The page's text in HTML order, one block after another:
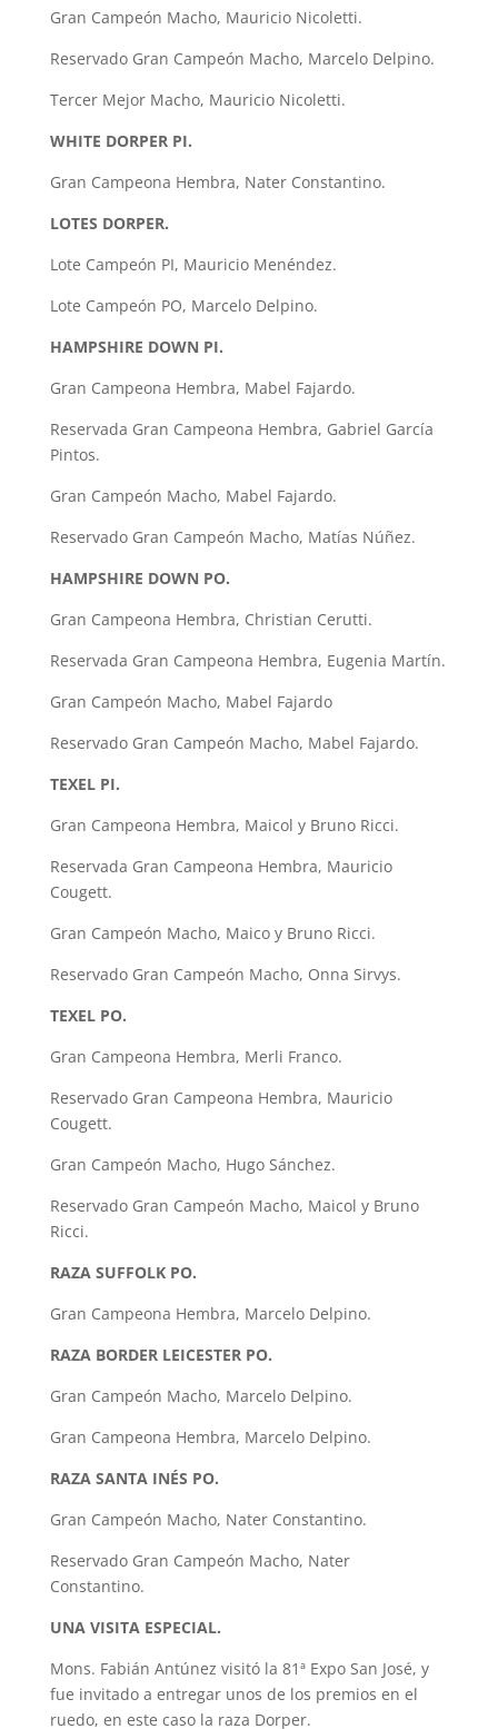
Gran Campeón Macho, Mauricio Nicoletti.
Reservado Gran Campeón Macho, Marcelo Delpino.
Tercer Mejor Macho, Mauricio Nicoletti.
WHITE DORPER PI.
Gran Campeona Hembra, Nater Constantino.
LOTES DORPER.
Lote Campeón PI, Mauricio Menéndez.
Lote Campeón PO, Marcelo Delpino.
HAMPSHIRE DOWN PI.
Gran Campeona Hembra, Mabel Fajardo.
Reservada Gran Campeona Hembra, Gabriel García
Pintos.
Gran Campeón Macho, Mabel Fajardo.
Reservado Gran Campeón Macho, Matías Núñez.
HAMPSHIRE DOWN PO.
Gran Campeona Hembra, Christian Cerutti.
Reservada Gran Campeona Hembra, Eugenia Martín.
Gran Campeón Macho, Mabel Fajardo
Reservado Gran Campeón Macho, Mabel Fajardo.
TEXEL PI.
Gran Campeona Hembra, Maicol y Bruno Ricci.
Reservada Gran Campeona Hembra, Mauricio
Cougett.
Gran Campeón Macho, Maico y Bruno Ricci.
Reservado Gran Campeón Macho, Onna Sirvys.
TEXEL PO.
Gran Campeona Hembra, Merli Franco.
Reservado Gran Campeona Hembra, Mauricio
Cougett.
Gran Campeón Macho, Hugo Sánchez.
Reservado Gran Campeón Macho, Maicol y Bruno
Ricci.
RAZA SUFFOLK PO.
Gran Campeona Hembra, Marcelo Delpino.
RAZA BORDER LEICESTER PO.
Gran Campeón Macho, Marcelo Delpino.
Gran Campeona Hembra, Marcelo Delpino.
RAZA SANTA INÉS PO.
Gran Campeón Macho, Nater Constantino.
Reservado Gran Campeón Macho, Nater
Constantino.
UNA VISITA ESPECIAL.
Mons. Fabián Antúnez visitó la 81ª Expo San José, y
fue invitado a entregar unos de los premios en el
ruedo, en este caso la raza Dorper.